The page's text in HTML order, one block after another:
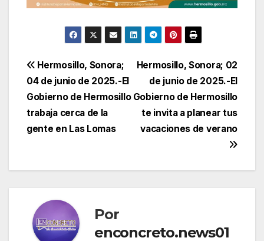
Navegación
de
entradas
Hermosillo, Sonora; 02
de junio de 2025.-El
Gobierno de Hermosillo
te invita a planear tus
vacaciones de verano
Hermosillo, Sonora;
04 de junio de 2025.-El
Gobierno de Hermosillo
trabaja cerca de la
gente en Las Lomas
Por
enconcreto.news01